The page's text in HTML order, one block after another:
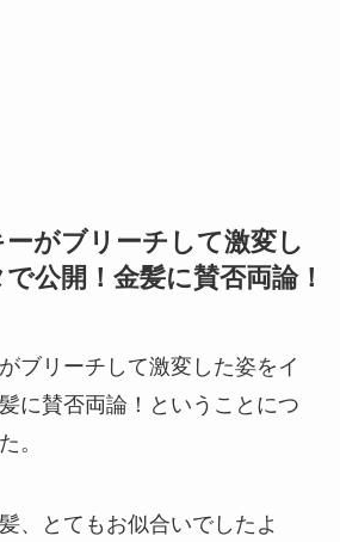
がブリーチして激変し
公開！金髪に賛否両論！
ブリーチして激変した姿をイ
に賛否両論！ということにつ
。
、とてもお似合いでしたよ